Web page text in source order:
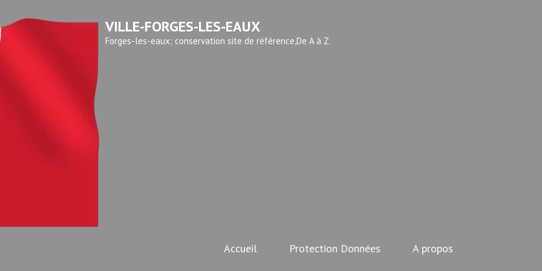
VILLE-FORGES-LES-EAUX
Forges-les-eaux; conservation site de référence,De A à Z.
Accueil Protection Données A propos